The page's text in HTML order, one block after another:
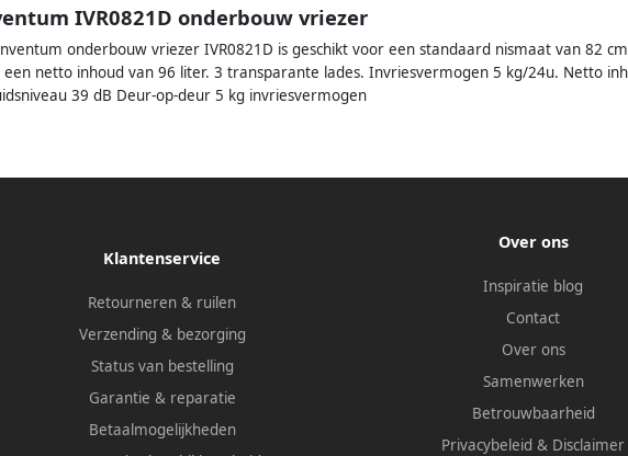
IVR0821D onderbouw vriezer
onderbouw vriezer IVR0821D is geschikt voor een standaard nismaat van 82
een netto inhoud van 96 liter. 3 transparante lades. Invriesvermogen 5 kg/24u. Netto
39 dB Deur-op-deur 5 kg invriesvermogen
Klantenservice
Retourneren & ruilen
Verzending & bezorging
Status van bestelling
Garantie & reparatie
Betaalmogelijkheden
Over ons
Inspiratie blog
Contact
Over ons
Samenwerken
Betrouwbaarheid
Privacybeleid & Disclaimer